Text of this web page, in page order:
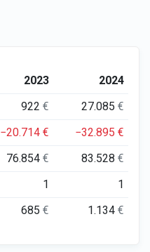
2023
2024
922€ 27.085€
−20.714€ −32.895€
76.854€ 83.528€
1
1
685€ 1.134€